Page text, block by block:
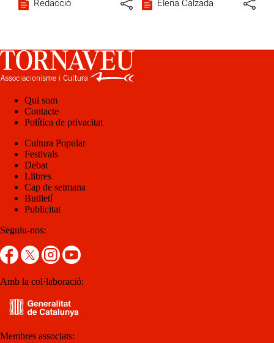
Redacció Elena Calzada
Qui som
Contacte
Política de privacitat
Cultura Popular
Festivals
Debat
Llibres
Cap de setmana
Butlletí
Publicitat
Seguiu-nos:
Amb la col·laboració:
Membres associats: